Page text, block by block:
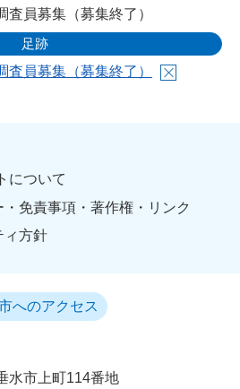
員募集（募集終了）
足跡
員募集（募集終了）
について
免責事項・著作権・リンク
ィ方針
へのアクセス
水市上町114番地